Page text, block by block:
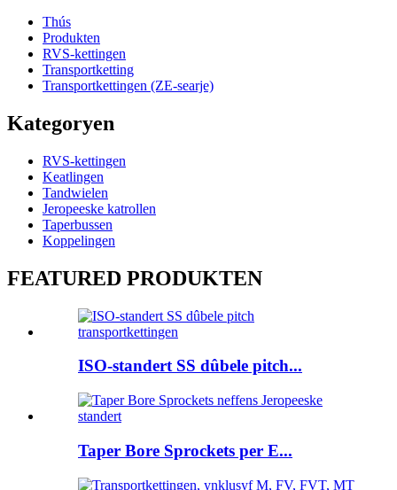
Thús
Produkten
RVS-kettingen
Transportketting
Transportkettingen (ZE-searje)
Kategoryen
RVS-kettingen
Keatlingen
Tandwielen
Jeropeeske katrollen
Taperbussen
Koppelingen
FEATURED PRODUKTEN
ISO-standert SS dûbele pitch...
Taper Bore Sprockets per E...